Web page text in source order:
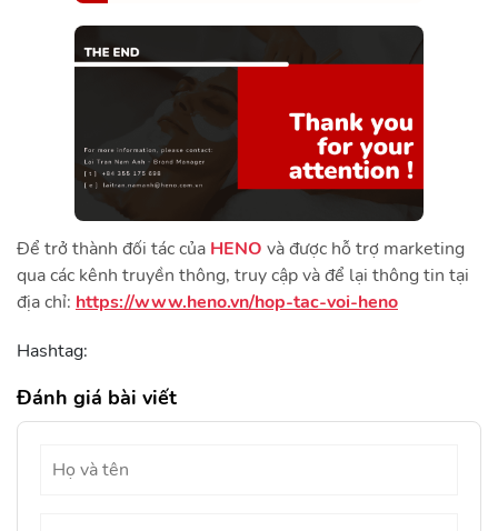
Để trở thành đối tác của HENO và được hỗ trợ marketing
qua các kênh truyền thông, truy cập và để lại thông tin tại
địa chỉ: https://www.heno.vn/hop-tac-voi-heno
Hashtag:
Đánh giá bài viết